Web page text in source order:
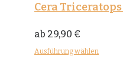
Cera
ab 29,90 €
Ausführung wählen